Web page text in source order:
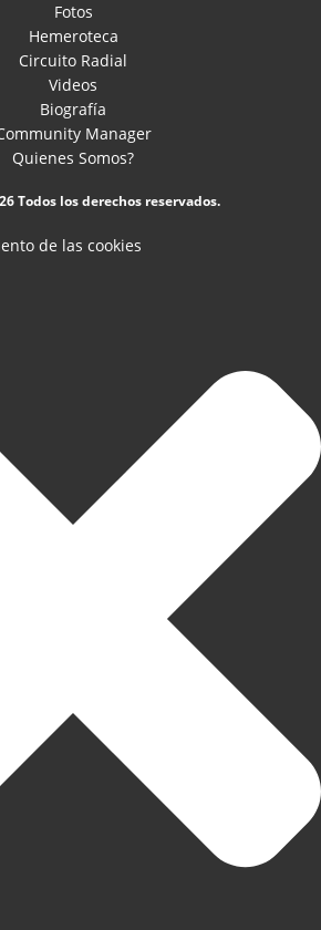
Fotos
Hemeroteca
Circuito Radial
Videos
Biografía
Manager
Quienes Somos?
Todos los derechos reservados.
de las cookies